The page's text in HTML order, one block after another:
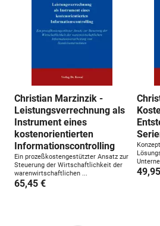
Christian Marzinzik -
Leistungsverrechnung als
Instrument eines
kostenorientierten
Informationscontrolling
Ein prozeßkostengestützter Ansatz zur
Steuerung der Wirtschaftlichkeit der
warenwirtschaftlichen ...
65,45 €